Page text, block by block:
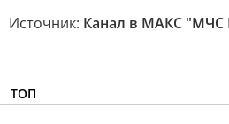
Источник: Канал в МАКС "МЧС
ТОП